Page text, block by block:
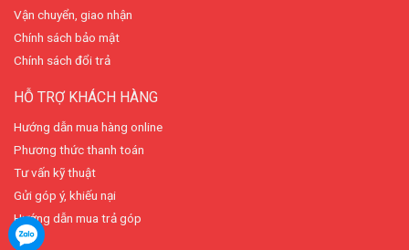
Vận chuyển, giao nhận
Chính sách bảo mật
Chính sách đổi trả
HỖ TRỢ KHÁCH HÀNG
Hướng dẫn mua hàng online
Phương thức thanh toán
Tư vấn kỹ thuật
Gửi góp ý, khiếu nại
Hướng dẫn mua trả góp